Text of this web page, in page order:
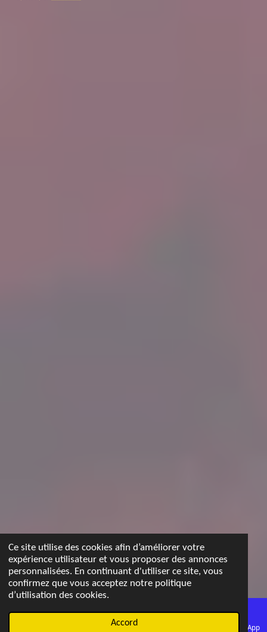
Ce site utilise des cookies afin d’améliorer votre
expérience utilisateur et vous proposer des annonces
personnalisées. En continuant d'utiliser ce site, vous
confirmez que vous acceptez notre politique
d’utilisation des cookies.
Accord WhatsApp